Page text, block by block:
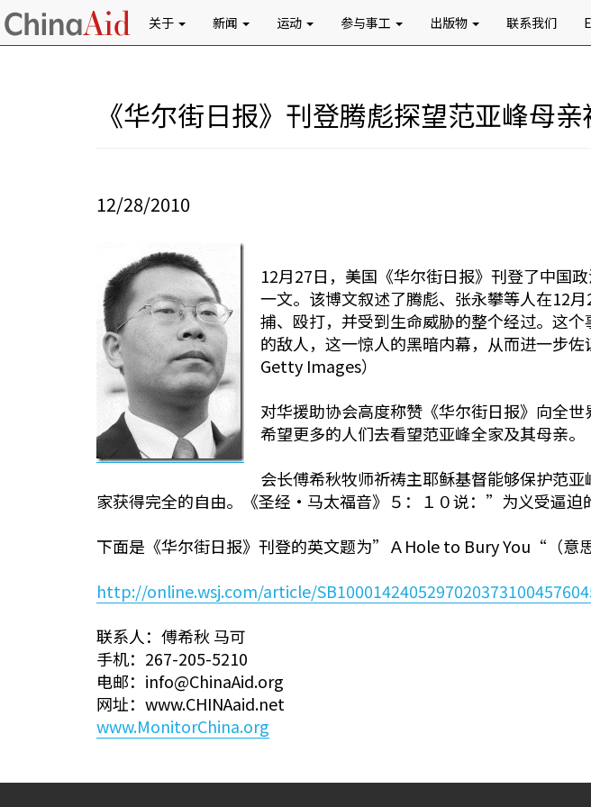
关于 新闻 运动 参与事工 出版物 联系我们
《华尔街日报》刊登腾彪探望范亚峰母
12/28/2010
12月27日，美国《华尔街日报》刊登了中国
一文。该博文叙述了腾彪、张永攀等人在12
捕、殴打，并受到生命威胁的整个经过。这
的敌人，这一惊人的黑暗内幕，从而进一步
Getty Images）
对华援助协会高度称赞《华尔街日报》向全
希望更多的人们去看望范亚峰全家及其母亲。
会长傅希秋牧师祈祷主耶稣基督能够保护范
家获得完全的自由。《圣经·马太福音》５：１０说：”为义受逼
下面是《华尔街日报》刊登的英文题为”ＡHole to Bury You“（意
http://online.wsj.com/article/
联系人：傅希秋 马可
手机：267-205-5210
电邮：info@ChinaAid.org
网址：www.CHINAaid.net
www.MonitorChina.org